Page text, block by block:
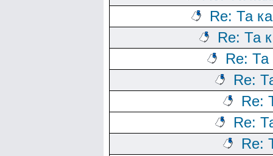
Re: Та
Re: Та
Re: Та
Re:
Re:
Re:
Re: